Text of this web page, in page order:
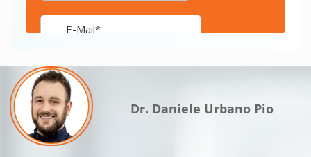
Dr. Daniele Urbano Pio